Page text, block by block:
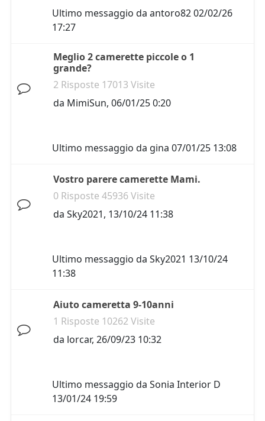
Ultimo messaggio da antoro8202/02/26
17:27
Meglio 2 camerette piccole o 1
grande?
2 Risposte 17013 Visite
da MimiSun, 06/01/25 0:20
Ultimo messaggio da gina 07/01/25 13:08
Vostro parere camerette Mami.
0 Risposte 45936 Visite
da Sky2021, 13/10/24 11:38
Ultimo messaggio da Sky2021 13/10/24
11:38
Aiuto cameretta 9-10anni
1 Risposte 10262 Visite
da lorcar, 26/09/23 10:32
Ultimo messaggio da Sonia Interior D
13/01/24 19:59